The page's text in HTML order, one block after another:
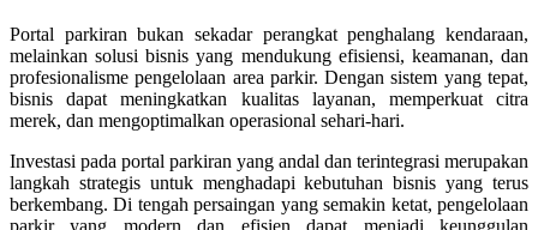
Portal parkiran bukan sekadar perangkat penghalang kendaraan,
melainkan solusi bisnis yang mendukung efisiensi, keamanan, dan
profesionalisme pengelolaan area parkir. Dengan sistem yang tepat,
bisnis dapat meningkatkan kualitas layanan, memperkuat citra
merek, dan mengoptimalkan operasional sehari-hari.
Investasi pada portal parkiran yang andal dan terintegrasi merupakan
langkah strategis untuk menghadapi kebutuhan bisnis yang terus
berkembang. Di tengah persaingan yang semakin ketat, pengelolaan
parkir yang modern dan efisien dapat menjadi keunggulan